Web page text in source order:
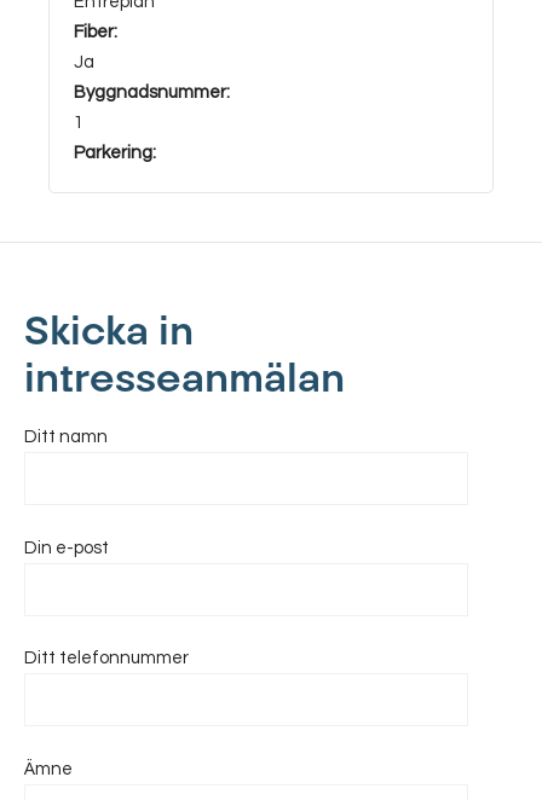
Fiber:
Ja
Byggnadsnummer:
1
Parkering:
Skicka in
intresseanmälan
Ditt namn
Din e-post
Ditt telefonnummer
Ämne